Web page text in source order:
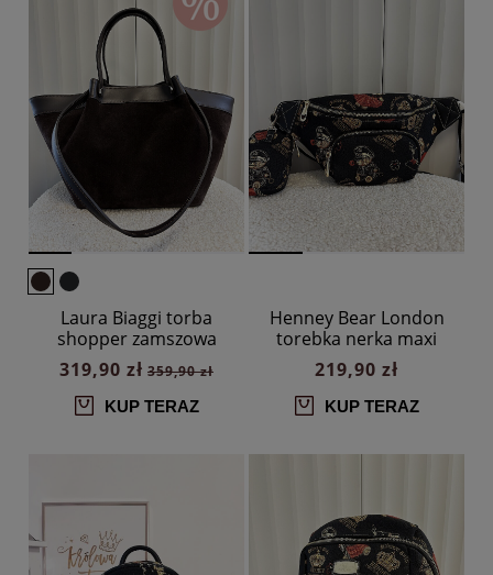
Laura Biaggi torba
shopper zamszowa
czekoladowa
319,90 zł 359,90 zł
KUP TERAZ
Henney Bear London
torebka nerka maxi
czarna w misie
219,90 zł
KUP TERAZ